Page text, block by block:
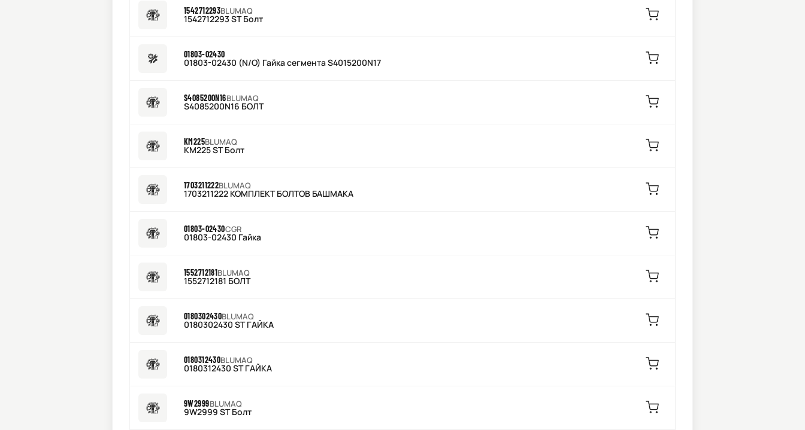
1542712293BLUMAQ
1542712293 ST Болт
01803-02430
01803-02430 (N/O) Гайка сегмента S4015200N17
S4085200N16BLUMAQ
S4085200N16 БОЛТ
KM225BLUMAQ
KM225 ST Болт
1703211222BLUMAQ
1703211222 КОМПЛЕКТ БОЛТОВ БАШМАКА
01803-02430CGR
01803-02430 Гайка
1552712181BLUMAQ
1552712181 БОЛТ
0180302430BLUMAQ
0180302430 ST ГАЙКА
0180312430BLUMAQ
0180312430 ST ГАЙКА
9W2999BLUMAQ
9W2999 ST Болт